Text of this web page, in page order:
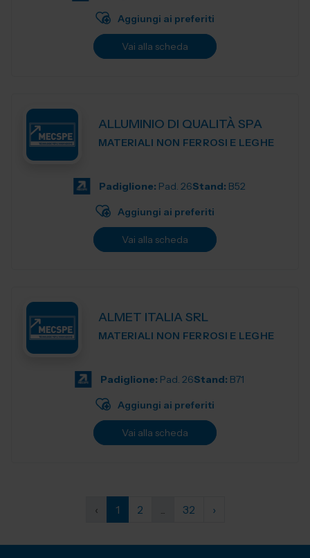
Aggiungi ai preferiti
Vai alla scheda
ALLUMINIO DI QUALITÀ SPA
MATERIALI NON FERROSI E LEGHE
Padiglione: Pad. 26Stand: B52
Aggiungi ai preferiti
Vai alla scheda
ALMET ITALIA SRL
MATERIALI NON FERROSI E LEGHE
Padiglione: Pad. 26Stand: B71
Aggiungi ai preferiti
Vai alla scheda
‹ 1 2 ... 32 ›